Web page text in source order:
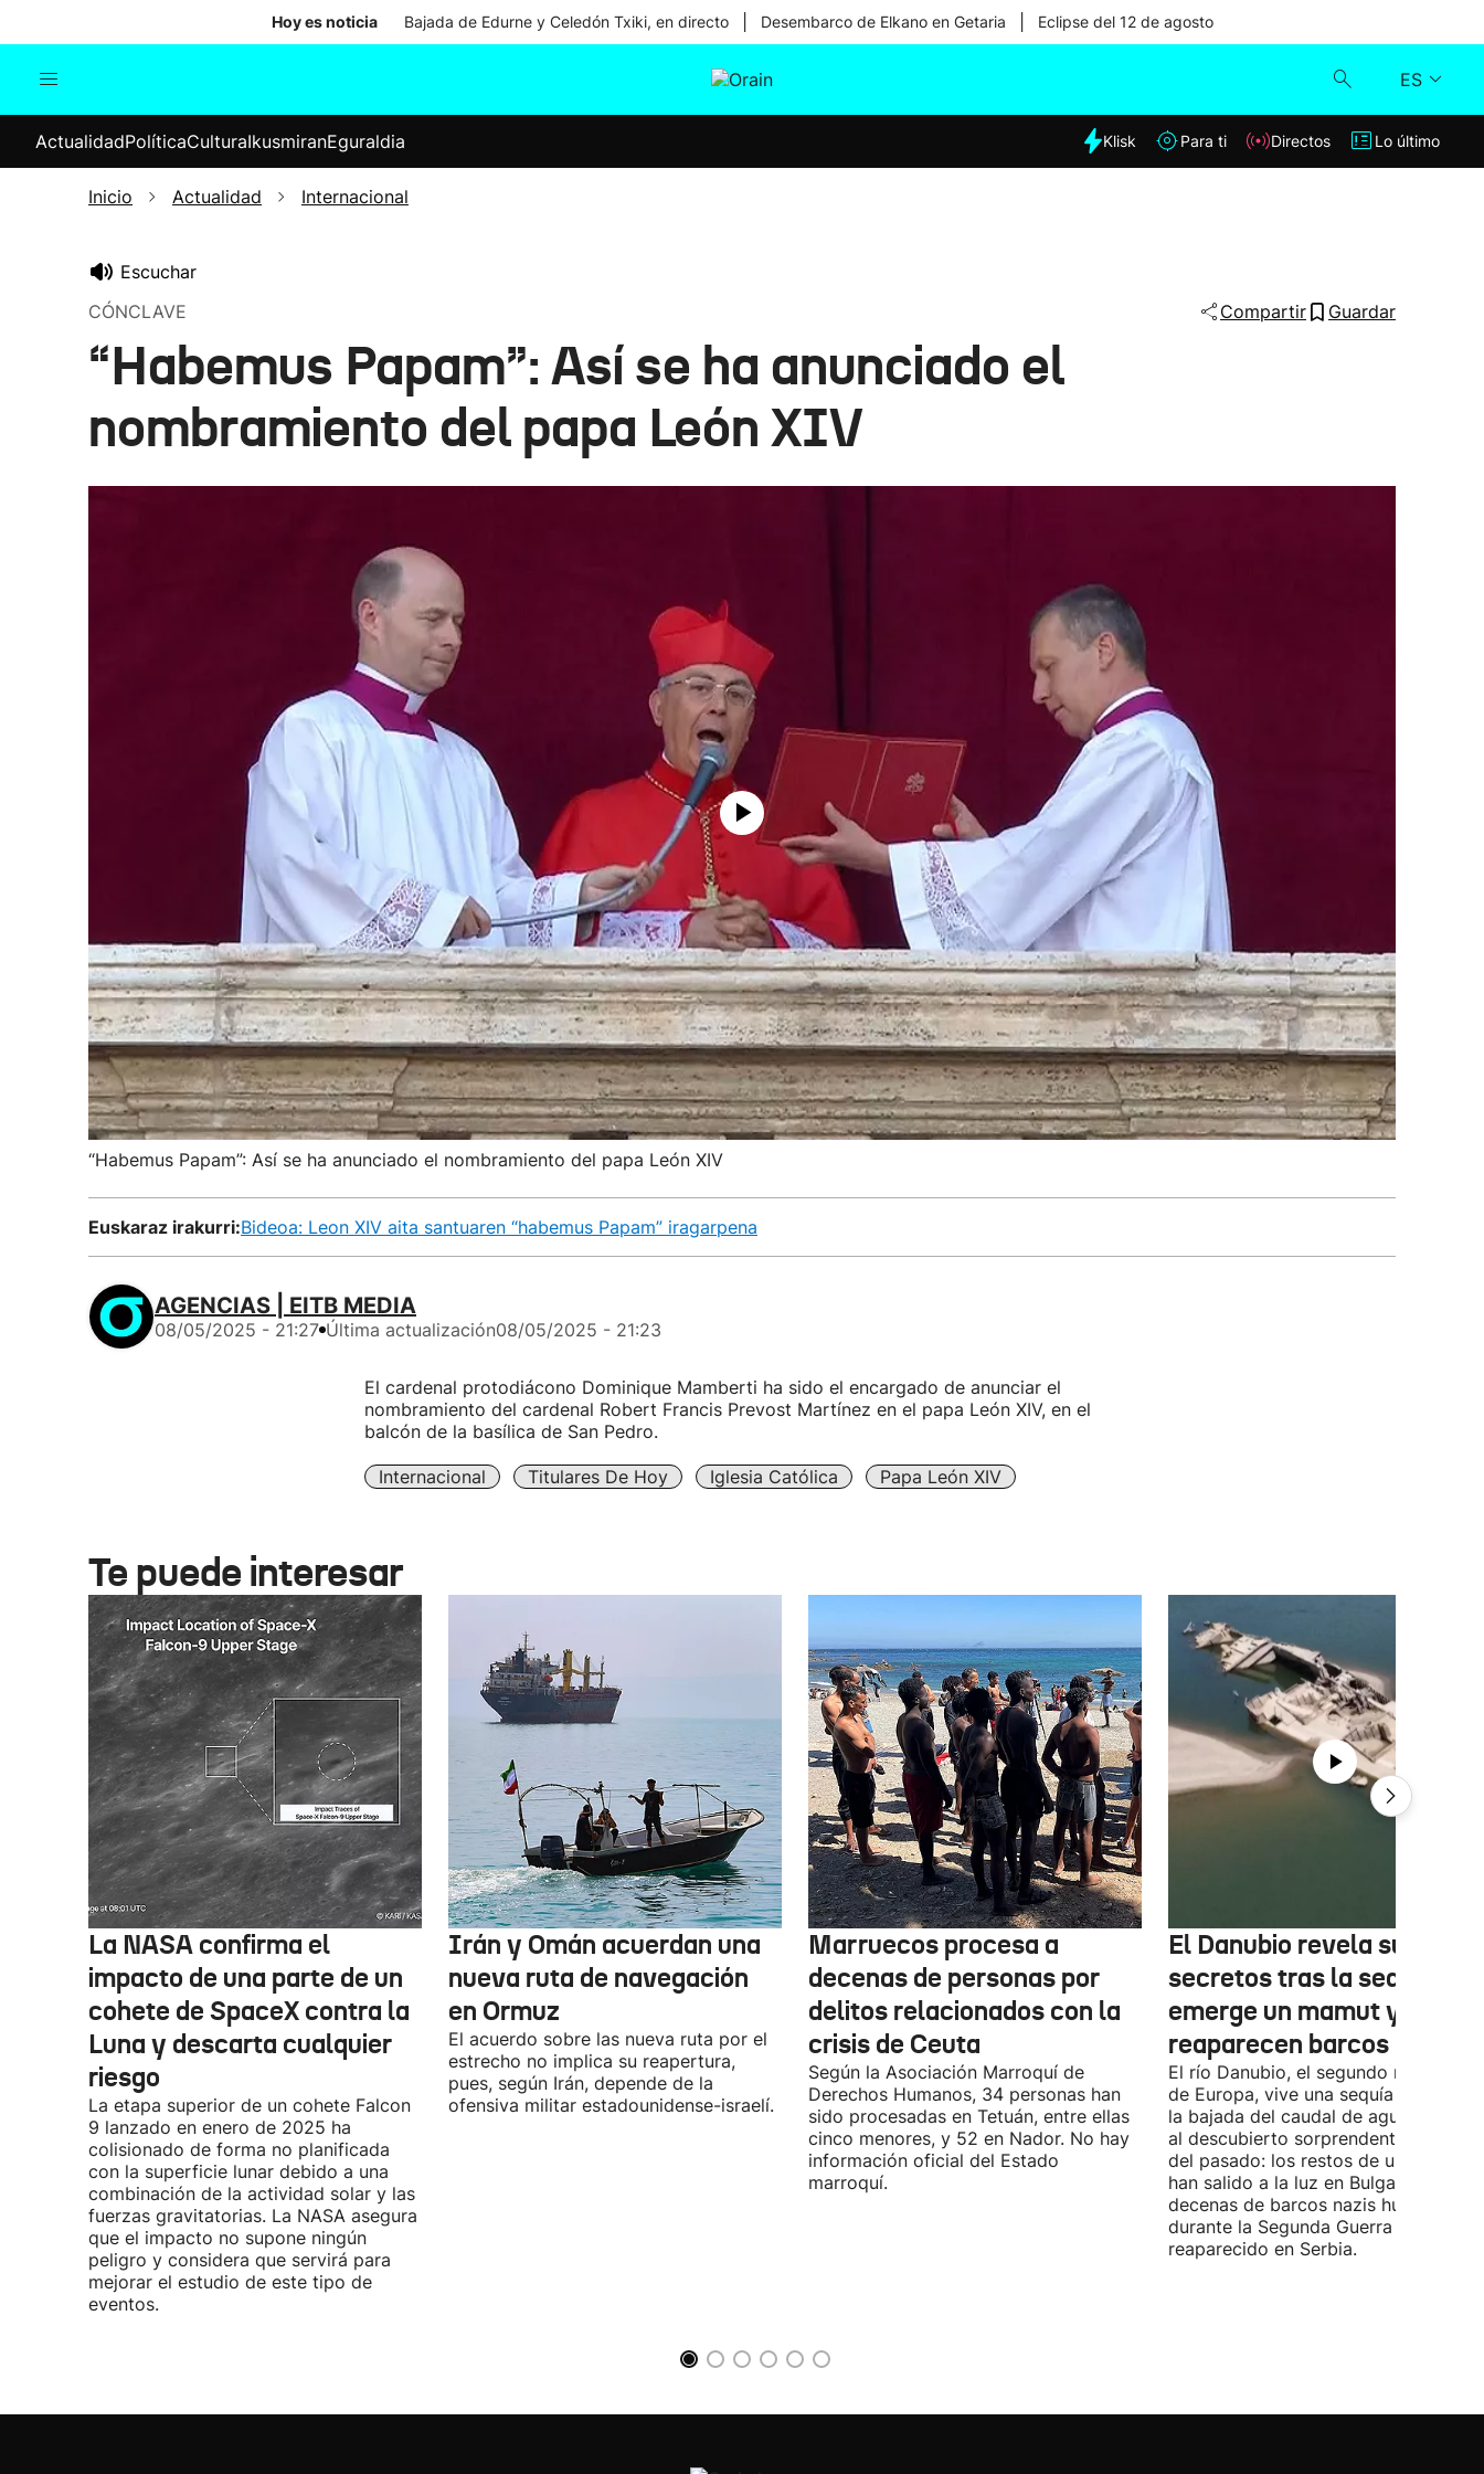
Hoy es noticia Bajada de Edurne y Celedón Txiki, en directo Desembarco de Elkano en Getaria Eclipse del 12 de agosto
ES
Internacional
Elecciones
Klisk
ActualidadPolíticaCulturaIkusmiranEguraldia Klisk Para ti Directos Lo último
Inicio Actualidad Internacional
Escuchar
CÓNCLAVE
Compartir Guardar
“Habemus Papam”: Así se ha anunciado el
nombramiento del papa León XIV
“Habemus Papam”: Así se ha anunciado el nombramiento del papa León XIV
Euskaraz irakurri:Bideoa: Leon XIV aita santuaren “habemus Papam” iragarpena
AGENCIAS | EITB MEDIA
08/05/2025 - 21:27 Última actualización08/05/2025 - 21:23
El cardenal protodiácono Dominique Mamberti ha sido el encargado de anunciar el
nombramiento del cardenal Robert Francis Prevost Martínez en el papa León XIV, en el
balcón de la basílica de San Pedro.
Internacional Titulares De Hoy Iglesia Católica Papa León XIV
Te puede interesar
La NASA confirma el
impacto de una parte de un
cohete de SpaceX contra la
Luna y descarta cualquier
riesgo
La etapa superior de un cohete Falcon
9 lanzado en enero de 2025 ha
colisionado de forma no planificada
con la superficie lunar debido a una
combinación de la actividad solar y las
fuerzas gravitatorias. La NASA asegura
que el impacto no supone ningún
peligro y considera que servirá para
mejorar el estudio de este tipo de
eventos.
Irán y Omán acuerdan una
nueva ruta de navegación
en Ormuz
El acuerdo sobre las nueva ruta por el
estrecho no implica su reapertura,
pues, según Irán, depende de la
ofensiva militar estadounidense-israelí.
Marruecos procesa a
decenas de personas por
delitos relacionados con la
crisis de Ceuta
Según la Asociación Marroquí de
Derechos Humanos, 34 personas han
sido procesadas en Tetuán, entre ellas
cinco menores, y 52 en Nador. No hay
información oficial del Estado
marroquí.
El Danubio revela sus
secretos tras la sequía:
emerge un mamut y
reaparecen barcos nazis
El río Danubio, el segundo más largo
de Europa, vive una sequía histórica
la bajada del caudal de agua ha
al descubierto sorprendentes
del pasado: los restos de un mamut
han salido a la luz en Bulgaria y
decenas de barcos nazis hundidos
durante la Segunda Guerra Mundial
reaparecido en Serbia.